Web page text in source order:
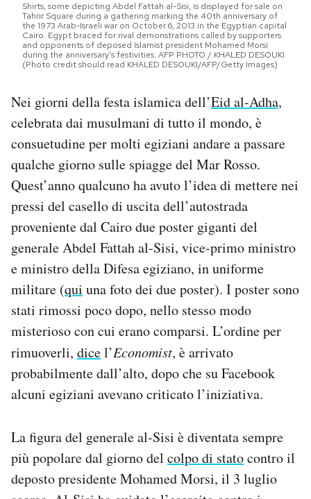
SHOP
CALENDARIO
AREA PERSONALE
Area Personale
Newsletter
Notifiche mobile
Esci
Shirts, some depicting Abdel Fattah al-Sisi, is displayed for sale on
Tahrir Square during a gathering marking the 40th anniversary of
the 1973 Arab-Israeli war on October 6, 2013 in the Egyptian capital
Cairo. Egypt braced for rival demonstrations called by supporters
and opponents of deposed Islamist president Mohamed Morsi
during the anniversary’s festivities. AFP PHOTO / KHALED DESOUKI
(Photo credit should read KHALED DESOUKI/AFP/Getty Images)
Nei giorni della festa islamica dell’Eid al-Adha,
celebrata dai musulmani di tutto il mondo, è
consuetudine per molti egiziani andare a passare
qualche giorno sulle spiagge del Mar Rosso.
Quest’anno qualcuno ha avuto l’idea di mettere nei
pressi del casello di uscita dell’autostrada
proveniente dal Cairo due poster giganti del
generale Abdel Fattah al-Sisi, vice-primo ministro
e ministro della Difesa egiziano, in uniforme
militare (qui una foto dei due poster). I poster sono
stati rimossi poco dopo, nello stesso modo
misterioso con cui erano comparsi. L’ordine per
rimuoverli, dicel’Economist, è arrivato
probabilmente dall’alto, dopo che su Facebook
alcuni egiziani avevano criticato l’iniziativa.
La figura del generale al-Sisi è diventata sempre
più popolare dal giorno del colpo di statocontro il
deposto presidente Mohamed Morsi, il 3 luglio